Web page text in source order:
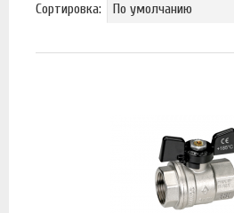
Сортировка: